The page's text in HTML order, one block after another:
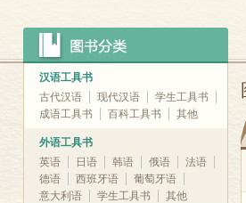
汉语工具书
古代汉语
现代汉语
学生工具书
成语工具书
百科工具书 其他
外语工具书
英语
日语 韩语 俄语
法语
德语
西班牙语
葡萄牙语
意大利语
学生工具书 其他